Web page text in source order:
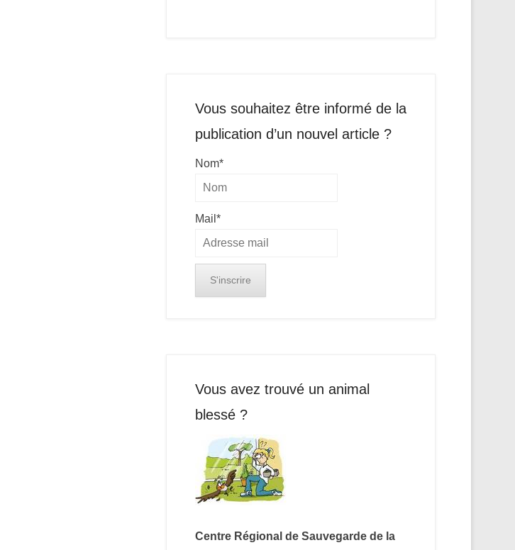
Vous souhaitez être informé de la
publication d’un nouvel article ?
Nom*
Mail*
Vous avez trouvé un animal
blessé ?
Centre Régional de Sauvegarde de la